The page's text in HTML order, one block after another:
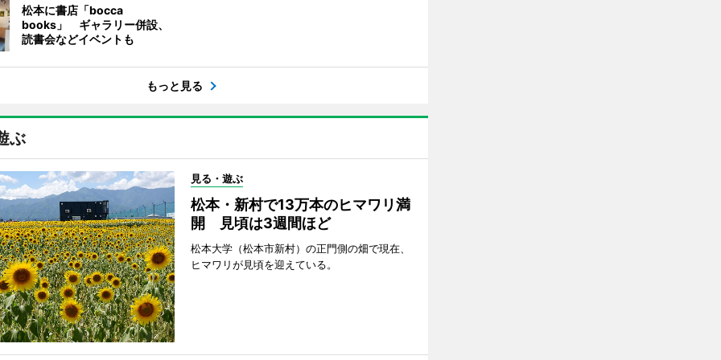
松本に書店「bocca
books」 ギャラリー併設、
読書会などイベントも
もっと見る
ぶ
見る・遊ぶ
松本・新村で13万本のヒマワリ満
開 見頃は3週間ほど
松本大学（松本市新村）の正門側の畑で現在、
ヒマワリが見頃を迎えている。